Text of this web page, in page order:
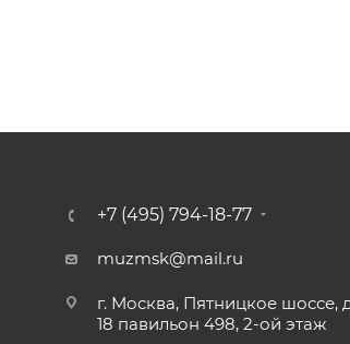
+7 (495) 794-18-77
muzmsk@mail.ru
г. Москва, Пятницкое шоссе,
18 павильон 498, 2-ой этаж